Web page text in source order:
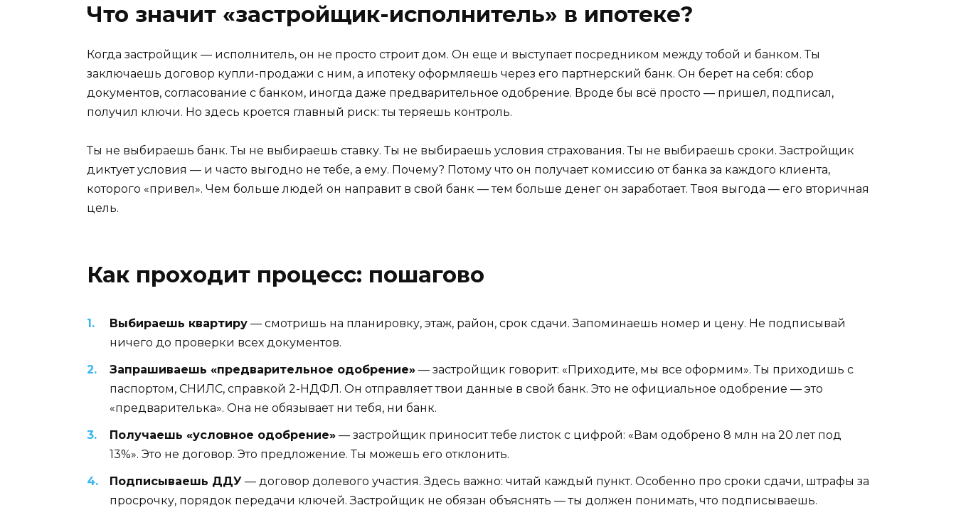
Что значит «застройщик-исполнитель» в ипотеке?
Когда застройщик — исполнитель, он не просто строит дом. Он еще и выступает посредником между тобой и банком. Ты
заключаешь договор купли-продажи с ним, а ипотеку оформляешь через его партнерский банк. Он берет на себя: сбор
документов, согласование с банком, иногда даже предварительное одобрение. Вроде бы всё просто — пришел, подписал,
получил ключи. Но здесь кроется главный риск: ты теряешь контроль.
Ты не выбираешь банк. Ты не выбираешь ставку. Ты не выбираешь условия страхования. Ты не выбираешь сроки. Застройщик
диктует условия — и часто выгодно не тебе, а ему. Почему? Потому что он получает комиссию от банка за каждого клиента,
которого «привел». Чем больше людей он направит в свой банк — тем больше денег он заработает. Твоя выгода — его вторичная
цель.
Как проходит процесс: пошагово
Выбираешь квартиру — смотришь на планировку, этаж, район, срок сдачи. Запоминаешь номер и цену. Не подписывай
ничего до проверки всех документов.
Запрашиваешь «предварительное одобрение» — застройщик говорит: «Приходите, мы все оформим». Ты приходишь с
паспортом, СНИЛС, справкой 2-НДФЛ. Он отправляет твои данные в свой банк. Это не официальное одобрение — это
«предварителька». Она не обязывает ни тебя, ни банк.
Получаешь «условное одобрение» — застройщик приносит тебе листок с цифрой: «Вам одобрено 8 млн на 20 лет под
13%». Это не договор. Это предложение. Ты можешь его отклонить.
Подписываешь ДДУ — договор долевого участия. Здесь важно: читай каждый пункт. Особенно про сроки сдачи, штрафы за
просрочку, порядок передачи ключей. Застройщик не обязан объяснять — ты должен понимать, что подписываешь.